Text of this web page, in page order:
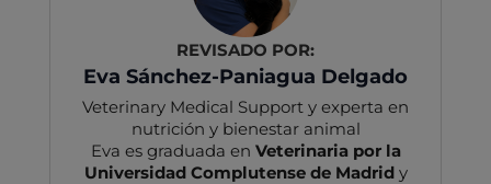
REVISADO POR:
Eva Sánchez-Paniagua Delgado
Veterinary Medical Support y experta en
nutrición y bienestar animal
Eva es graduada en Veterinaria por la
Universidad Complutense de Madridy